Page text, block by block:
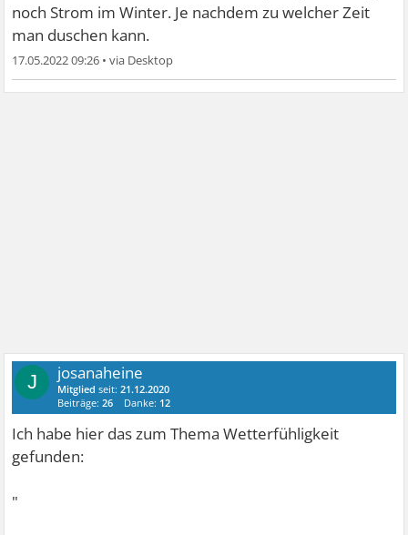
noch Strom im Winter. Je nachdem zu welcher Zeit
man duschen kann.
17.05.2022 09:26 •
J josanaheine
Mitglied seit:21.12.2020
Beiträge:26 Danke: 12
Ich habe hier das zum Thema Wetterfühligkeit
gefunden:
"